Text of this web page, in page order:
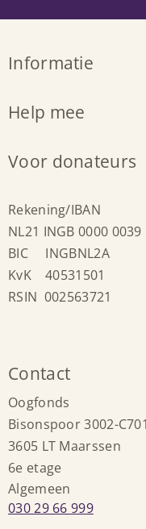
Informatie
Help mee
Voor donateurs
Rekening/IBAN
NL21 INGB 0000 0039
BIC INGBNL2A
KvK 40531501
RSIN 002563721
Contact
Oogfonds
Bisonspoor 3002-C701
3605 LT Maarssen
6e etage
Algemeen
Bel:
030 29 66 999